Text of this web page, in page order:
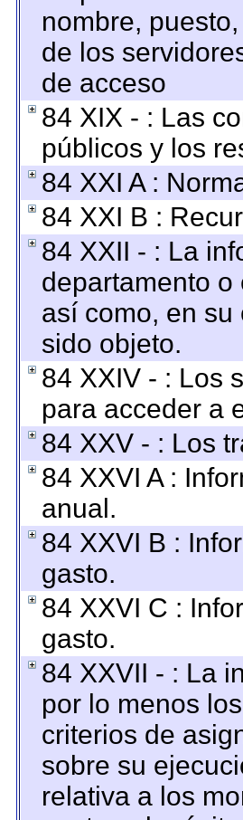
nombre,
de los
de acceso
84 XIX - : Las
públicos y los
84 XXI A :
84 XXI B :
84 XXII - : La
departamento
así como, en
sido objeto.
84 XXIV - : Los
para acceder a
84 XXV - : Los
84 XXVI A :
anual.
84 XXVI B :
gasto.
84 XXVI C :
gasto.
84 XXVII - : La
por lo menos
criterios de
sobre su
relativa a los